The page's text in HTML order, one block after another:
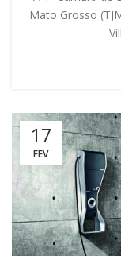
Mato Grosso
17
FEV